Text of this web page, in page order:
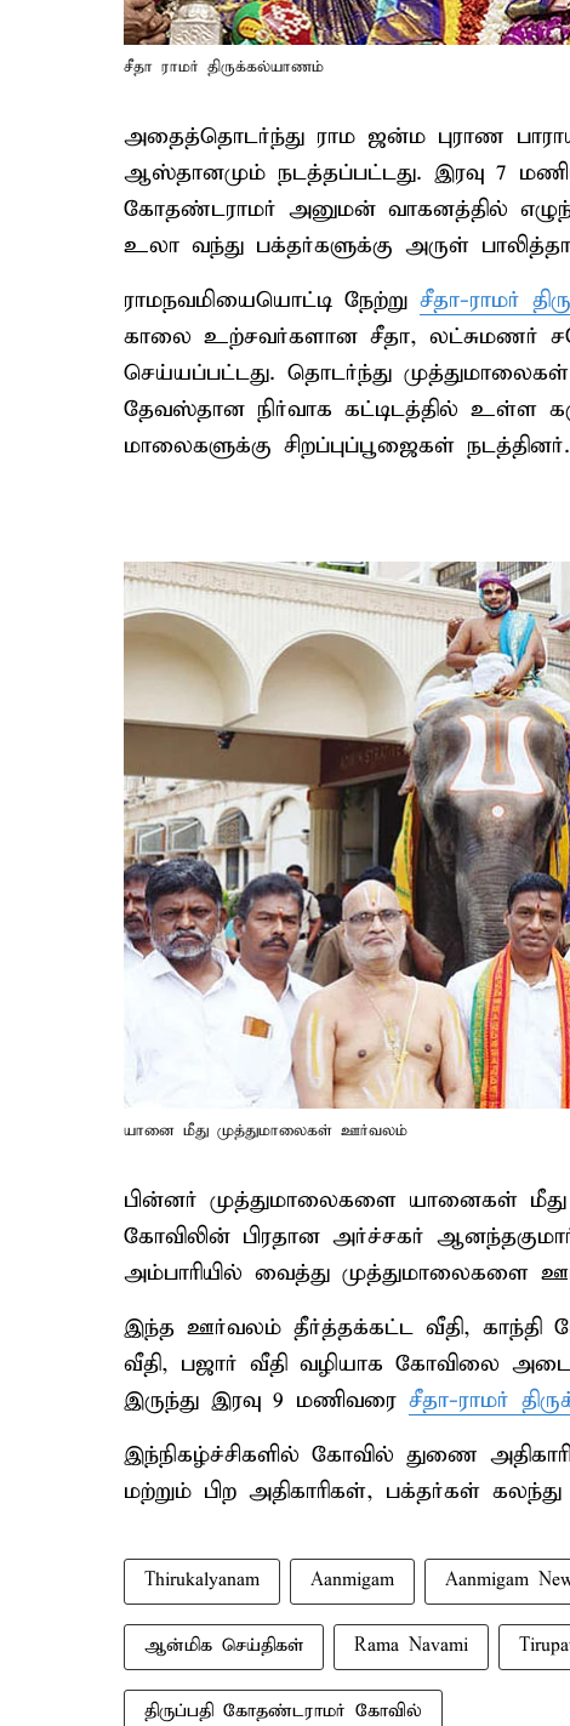
சீதா ராமர் திருக்கல்யாணம்
அதைத்தொடர்ந்து ராம ஜன்ம புராண
ஆஸ்தானமும் நடத்தப்பட்டது. இரவு 7
கோதண்டராமர் அனுமன் வாகனத்தில்
உலா வந்து பக்தர்களுக்கு அருள்
ராமநவமியையொட்டி நேற்று சீதா-ராமர்
காலை உற்சவர்களான சீதா, லட்சுமணர்
செய்யப்பட்டது. தொடர்ந்து
தேவஸ்தான நிர்வாக கட்டிடத்தில் உள்ள
மாலைகளுக்கு சிறப்புப்பூஜைகள் நடத்தினர்.
யானை மீது முத்துமாலைகள் ஊர்வலம்
பின்னர் முத்துமாலைகளை யானைகள்
கோவிலின் பிரதான அர்ச்சகர்
அம்பாரியில் வைத்து முத்துமாலைகளை
இந்த ஊர்வலம் தீர்த்தக்கட்ட வீதி, காந்தி
வீதி, பஜார் வீதி வழியாக கோவிலை
இருந்து இரவு 9 மணிவரை சீதா-ராமர்
இந்நிகழ்ச்சிகளில் கோவில் துணை
மற்றும் பிற அதிகாரிகள், பக்தர்கள்
Thirukalyanam Aanmigam Aanmigam
ஆன்மிக செய்திகள் Rama Navami
திருப்பதி கோதண்டராமர் கோவில்